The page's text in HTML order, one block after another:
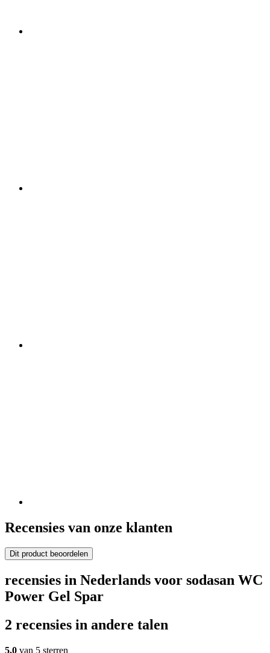
Recensies van onze klanten
Dit product beoordelen
recensies in Nederlands voor sodasan WC
Power Gel Spar
2 recensies in andere talen
5,0 van 5 sterren